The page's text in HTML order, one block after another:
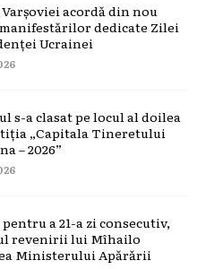
acordă din nou
dedicate Zilei
Ucrainei
s-a clasat pe locul al doilea
„Capitala Tineretului
– 2026”
a 21-a zi consecutiv,
revenirii lui Mîhailo
Ministerului Apărării